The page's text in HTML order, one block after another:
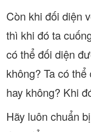
Còn khi đối diện
thì khi đó ta
có thể đối diện
không? Ta có
hay không? Khi
Hãy luôn chuẩn